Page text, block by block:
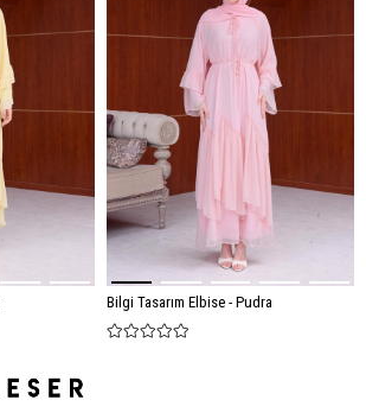
Bilgi Tasarım Elbise - Pudra